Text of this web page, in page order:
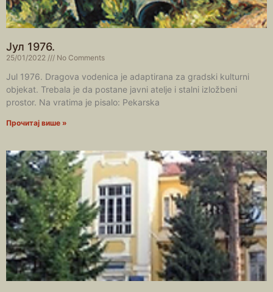
Јул 1976.
25/01/2022 No Comments
Jul 1976. Dragova vodenica je adaptirana za gradski kulturni
objekat. Trebala je da postane javni atelje i stalni izložbeni
prostor. Na vratima je pisalo: Pekarska
Прочитај више »